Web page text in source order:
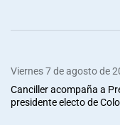
Viernes 7 de agosto de
Canciller acompaña a
presidente electo de